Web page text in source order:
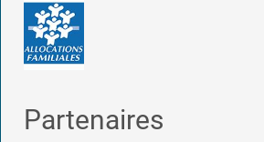
Partenaires